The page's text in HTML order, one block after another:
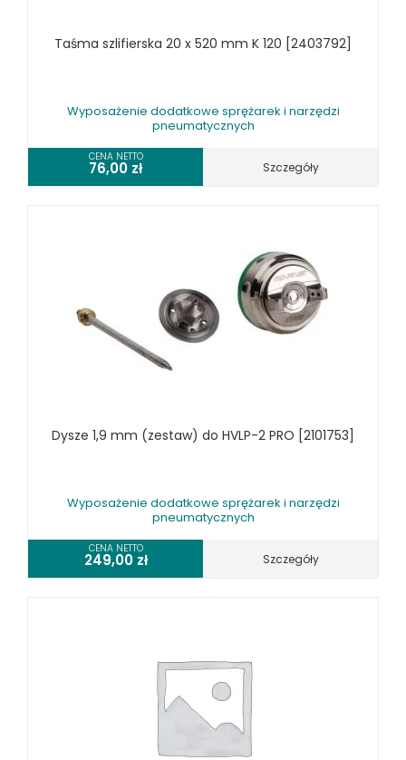
Taśma szlifierska 20 x 520 mm K 120 [2403792]
Wyposażenie dodatkowe sprężarek i narzędzi
pneumatycznych
CENA NETTO
76,00 zł Szczegóły
Dysze 1,9 mm (zestaw) do HVLP-2 PRO [2101753]
Wyposażenie dodatkowe sprężarek i narzędzi
pneumatycznych
CENA NETTO
249,00 zł Szczegóły